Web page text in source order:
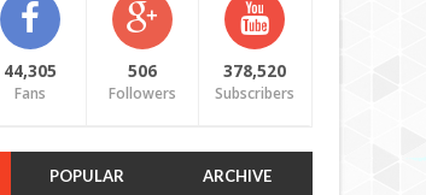
44,305
Fans
506
Followers
378,520
Subscribers
POPULAR ARCHIVE